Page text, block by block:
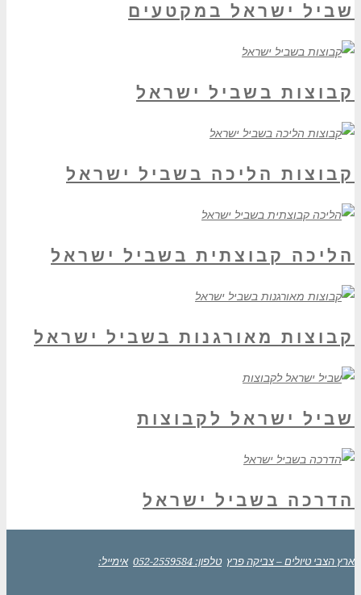
שביל ישראל במקטעים
קבוצות בשביל ישראל
קבוצות הליכה בשביל ישראל
הליכה קבוצתית בשביל ישראל
קבוצות מאורגנות בשביל ישראל
שביל ישראל לקבוצות
הדרכה בשביל ישראל
ארץ הצבי טיולים – צביקה פרץ טלפון: 052-2559584 אימייל: